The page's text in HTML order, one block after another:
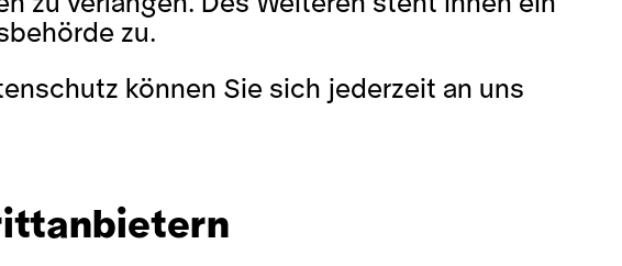
zu.
können Sie sich jederzeit an uns